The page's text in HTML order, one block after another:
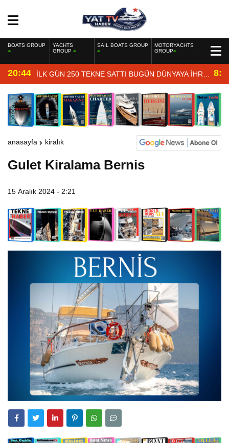
BOATS GROUP
YACHTS
GROUP
SAIL BOATS GROUP
MOTORYACHTS
GROUP
20:44 İLK GÜN 250 TEKNE SATTI BUGÜN DÜNYAYA İHRAÇ
EDİYOR
anasayfa kiralık
Gulet Kiralama Bernis
15 Aralık 2024 - 2:21